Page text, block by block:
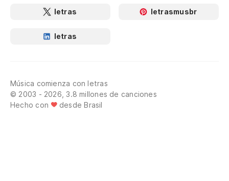
letras letrasmusbr
letras
Música comienza con letras
© 2003 - 2026, 3.8 millones de canciones
Hecho con
desde Brasil